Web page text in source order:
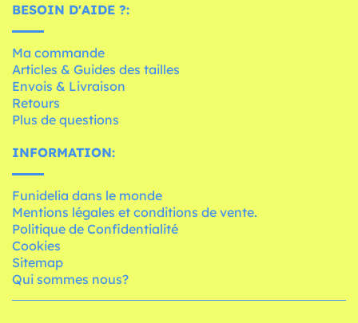
BESOIN D'AIDE ?:
Ma commande
Articles & Guides des tailles
Envois & Livraison
Retours
Plus de questions
INFORMATION:
Funidelia dans le monde
Mentions légales et conditions de vente.
Politique de Confidentialité
Cookies
Sitemap
Qui sommes nous?